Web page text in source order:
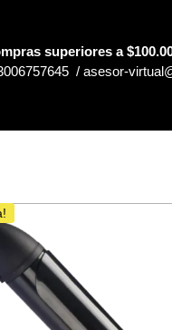
superiores a
/ asesor-